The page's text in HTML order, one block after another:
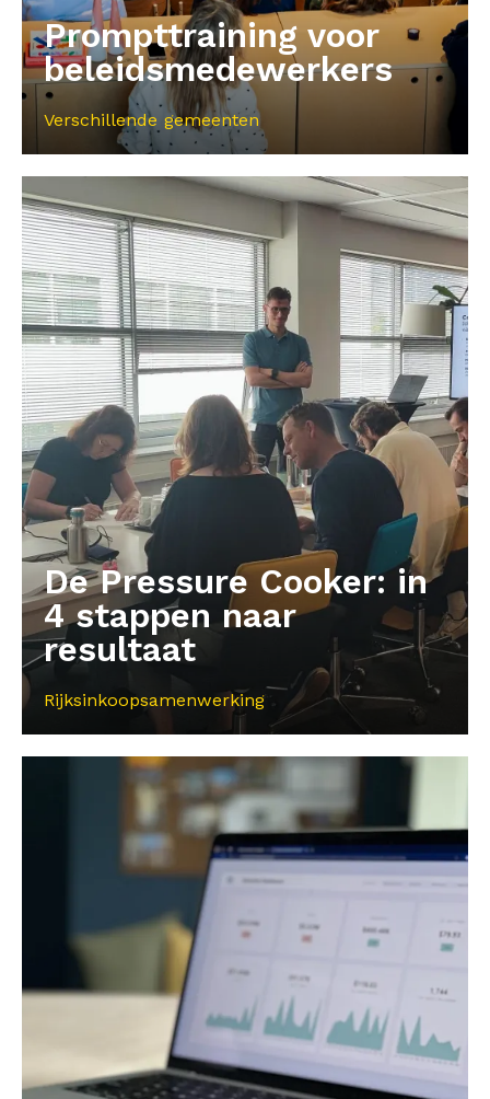
Prompttraining voor
beleidsmedewerkers
Verschillende gemeenten
De Pressure Cooker: in
4 stappen naar
resultaat
Rijksinkoopsamenwerking